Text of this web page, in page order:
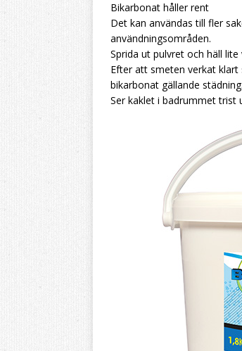
Bikarbonat håller rent
Det kan användas till fler
användningsområden.
Sprida ut pulvret och häll
Efter att smeten verkat
bikarbonat gällande städning.
Ser kaklet i badrummet trist